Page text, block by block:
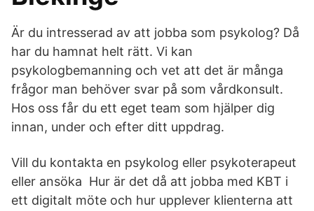
Är du intresserad av att jobba som psykolog? Då
har du hamnat helt rätt. Vi kan
psykologbemanning och vet att det är många
frågor man behöver svar på som vårdkonsult.
Hos oss får du ett eget team som hjälper dig
innan, under och efter ditt uppdrag.
Vill du kontakta en psykolog eller psykoterapeut
eller ansöka Hur är det då att jobba med KBT i
ett digitalt möte och hur upplever klienterna att